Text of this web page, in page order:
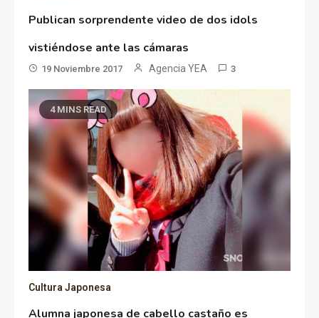
Publican sorprendente video de dos idols
vistiéndose ante las cámaras
19 Noviembre 2017 Agencia YEA 3
4 MINS READ
Cultura Japonesa
Alumna japonesa de cabello castaño es